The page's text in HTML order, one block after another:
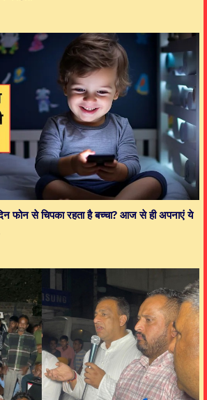
से चिपका रहता है बच्चा? आज से ही अपनाएं ये